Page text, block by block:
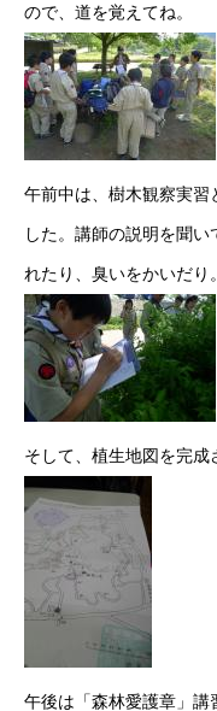
ので、道を覚えてね。
午前中は、樹木観察実習
した。講師の説明を聞
れたり、臭いをかいだり
そして、植生地図を完成
午後は「森林愛護章」講